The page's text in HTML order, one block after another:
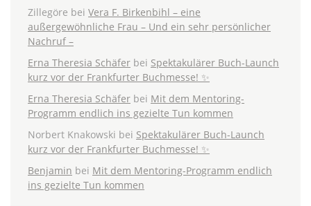
Zillegöre bei Vera F. Birkenbihl – eine
außergewöhnliche Frau – Und ein sehr persönlicher
Nachruf –
Erna Theresia Schäfer bei Spektakulärer Buch-Launch
kurz vor der Frankfurter Buchmesse! ✨
Erna Theresia Schäfer bei Mit dem Mentoring-
Programm endlich ins gezielte Tun kommen
Norbert Knakowski bei Spektakulärer Buch-Launch
kurz vor der Frankfurter Buchmesse! ✨
Benjamin bei Mit dem Mentoring-Programm endlich
ins gezielte Tun kommen